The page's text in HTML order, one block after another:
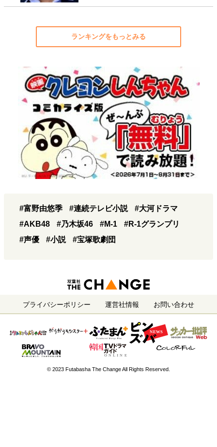
ランキングをもっとみる
#富野由悠季 #連続テレビ小説
#大河ドラマ
#AKB48
#乃木坂46 #M-1
#R-1グランプリ
#声優
#小説 #宝塚歌劇団
プライバシーポリシー 運営社情報 お問い合わせ
© 2023 Futabasha The Change All Rights Reserved.